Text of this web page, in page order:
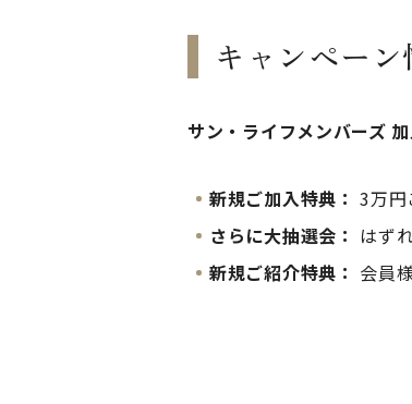
キャンペーン
サン・ライフメンバーズ
新規ご加入特典： 3万円
さらに大抽選会： はず
新規ご紹介特典： 会員